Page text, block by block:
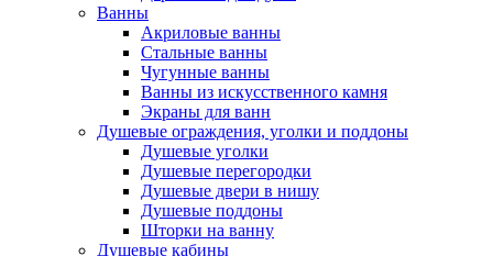
Ванны
Акриловые ванны
Стальные ванны
Чугунные ванны
Ванны из искусственного камня
Экраны для ванн
Душевые ограждения, уголки и поддоны
Душевые уголки
Душевые перегородки
Душевые двери в нишу
Душевые поддоны
Шторки на ванну
Душевые кабины